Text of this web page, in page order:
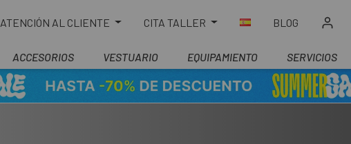
ATENCIÓN AL CLIENTE CITA TALLER BLOG
ACCESORIOS VESTUARIO EQUIPAMIENTO SERVICIOS